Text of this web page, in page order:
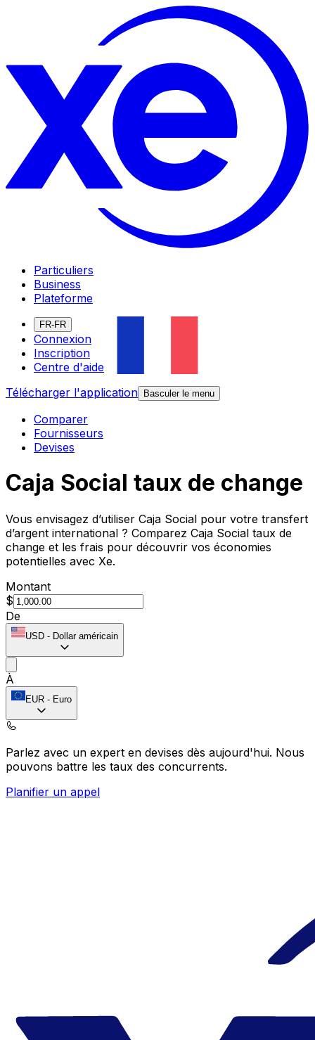
Particuliers
Business
Plateforme
FR-FR
Connexion
Inscription
Centre d'aide
Télécharger l'application
Basculer le menu
Comparer
Fournisseurs
Devises
Caja Social taux de change
Vous envisagez d’utiliser Caja Social pour votre transfert
d’argent international ? Comparez Caja Social taux de
change et les frais pour découvrir vos économies
potentielles avec Xe.
Montant
$
De
USD - Dollar américain
À
EUR - Euro
Parlez avec un expert en devises dès aujourd'hui. Nous
pouvons battre les taux des concurrents.
Planifier un appel